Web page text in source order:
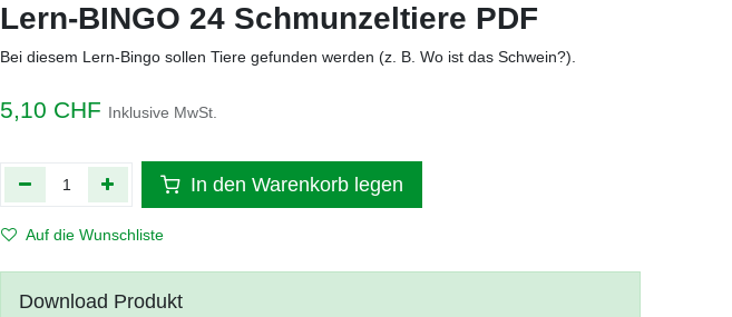
Lern-BINGO 24 Schmunzeltiere PDF
Bei diesem Lern-Bingo sollen Tiere gefunden werden (z. B. Wo ist das Schwein?).
5,10 CHF Inklusive MwSt.
In den Warenkorb legen
Auf die Wunschliste
Download Produkt